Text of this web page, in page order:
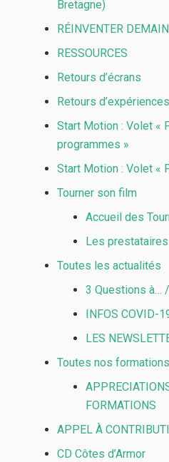
Bretagne)
RÉINVENTER DEMAIN
RESSOURCES
Retours d’écrans
Retours d’expériences
Start Motion : Volet «
programmes »
Start Motion : Volet «
Tourner son film
Accueil des
Les prestataires
Toutes les actualités
3 Questions à…
INFOS COVID-
LES
Toutes nos formations
FORMATIONS
APPEL À
CD Côtes d’Armor